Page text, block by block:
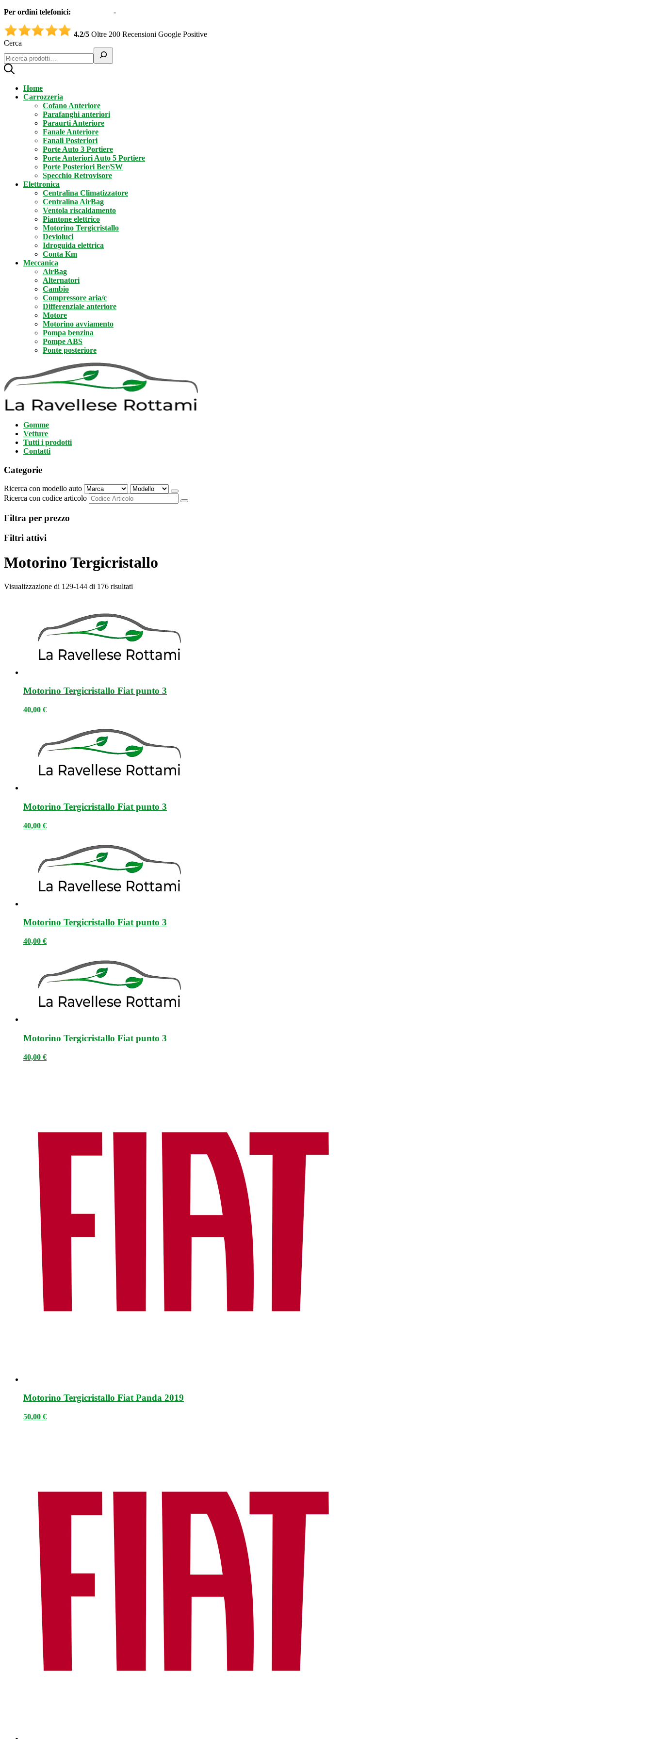
Per ordini telefonici: -
4.2/5 Oltre 200 Recensioni Google Positive
Cerca
Home
Carrozzeria
Cofano Anteriore
Parafanghi anteriori
Paraurti Anteriore
Fanale Anteriore
Fanali Posteriori
Porte Auto 3 Portiere
Porte Anteriori Auto 5 Portiere
Porte Posteriori Ber/SW
Specchio Retrovisore
Elettronica
Centralina Climatizzatore
Centralina AirBag
Ventola riscaldamento
Piantone elettrico
Motorino Tergicristallo
Devioluci
Idroguida elettrica
Conta Km
Meccanica
AirBag
Alternatori
Cambio
Compressore aria/c
Differenziale anteriore
Motore
Motorino avviamento
Pompa benzina
Pompe ABS
Ponte posteriore
Gomme
Vetture
Tutti i prodotti
Contatti
Categorie
Ricerca con modello auto
Ricerca con codice articolo
Filtra per prezzo
Filtri attivi
Motorino Tergicristallo
Visualizzazione di 129-144 di 176 risultati
Motorino Tergicristallo Fiat punto 3
40,00 €
Motorino Tergicristallo Fiat punto 3
40,00 €
Motorino Tergicristallo Fiat punto 3
40,00 €
Motorino Tergicristallo Fiat punto 3
40,00 €
Motorino Tergicristallo Fiat Panda 2019
50,00 €